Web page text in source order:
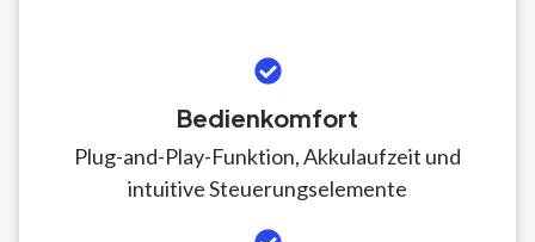
Bedienkomfort
Plug-and-Play-Funktion, Akkulaufzeit und
intuitive Steuerungselemente